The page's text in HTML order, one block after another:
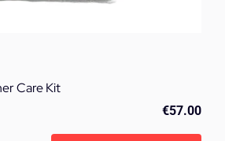
Care Kit
€57.00